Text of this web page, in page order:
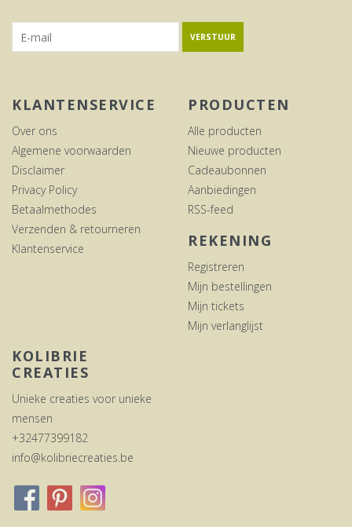
VERSTUUR
KLANTENSERVICE
Over ons
Algemene voorwaarden
Disclaimer
Privacy Policy
Betaalmethodes
Verzenden & retourneren
Klantenservice
PRODUCTEN
Alle producten
Nieuwe producten
Cadeaubonnen
Aanbiedingen
RSS-feed
REKENING
Registreren
Mijn bestellingen
Mijn tickets
Mijn verlanglijst
KOLIBRIE
CREATIES
Unieke creaties voor unieke
mensen
+32477399182
info@kolibriecreaties.be